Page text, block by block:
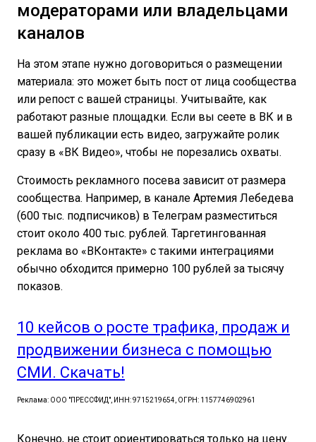
модераторами или владельцами
каналов
На этом этапе нужно договориться о размещении
материала: это может быть пост от лица сообщества
или репост с вашей страницы. Учитывайте, как
работают разные площадки. Если вы сеете в ВК и в
вашей публикации есть видео, загружайте ролик
сразу в «ВК Видео», чтобы не порезались охваты.
Стоимость рекламного посева зависит от размера
сообщества. Например, в канале Артемия Лебедева
(600 тыс. подписчиков) в Телеграм разместиться
стоит около 400 тыс. рублей. Таргетингованная
реклама во «ВКонтакте» с такими интеграциями
обычно обходится примерно 100 рублей за тысячу
показов.
10 кейсов о росте трафика, продаж и
продвижении бизнеса с помощью
СМИ. Скачать!
Реклама: ООО "ПРЕССФИД", ИНН: 9715219654, ОГРН: 1157746902961
Конечно, не стоит ориентироваться только на цену.